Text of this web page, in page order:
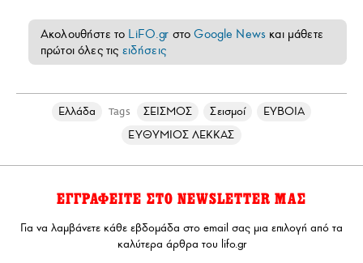
Ακολουθήστε το LiFO.gr στοGoogle News και μάθετε
πρώτοι όλες τις ειδήσεις
Ελλάδα Tags ΣΕΙΣΜΟΣ Σεισμοί
ΕΥΒΟΙΑ
ΕΥΘΥΜΙΟΣ ΛΕΚΚΑΣ
ΕΓΓΡΑΦΕΙΤΕ ΣΤΟ NEWSLETTER ΜΑΣ
Για να λαμβάνετε κάθε εβδομάδα στο email σας μια επιλογή από τα
καλύτερα άρθρα του lifo.gr